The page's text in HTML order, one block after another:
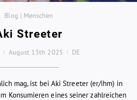
Blog | Menschen
Streeter
August 13th 2025 DE
mag, ist bei Aki Streeter (er/ihm) in
Konsumieren eines seiner zahlreichen